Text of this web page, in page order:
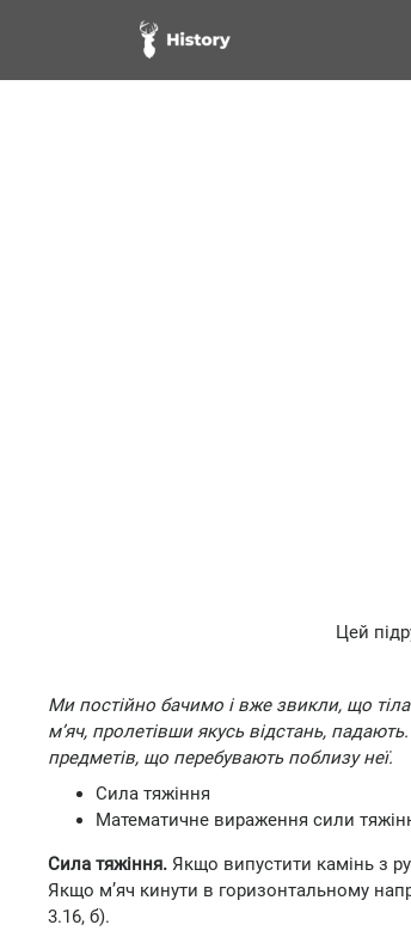
Цей
Ми постійно бачимо і вже звикли, що
м’яч, пролетівши якусь відстань,
предметів, що перебувають поблизу неї.
Сила тяжіння
Математичне вираження сили
Сила тяжіння. Якщо випустити камінь з
Якщо м’яч кинути в горизонтальному
3.16, б).